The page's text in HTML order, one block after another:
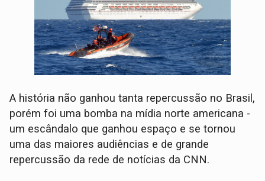
A história não ganhou tanta repercussão no Brasil,
porém foi uma bomba na mídia norte americana -
um escândalo que ganhou espaço e se tornou
uma das maiores audiências e de grande
repercussão da rede de notícias da CNN.